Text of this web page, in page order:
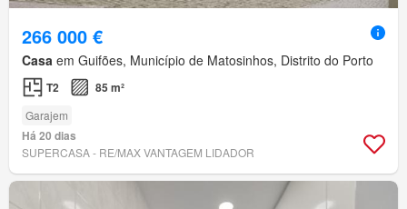
266 000 €
Casa em Guifões, Município de Matosinhos, Distrito do Porto
T2 85 m²
Garajem
Há 20 dias
SUPERCASA - RE/MAX VANTAGEM LIDADOR